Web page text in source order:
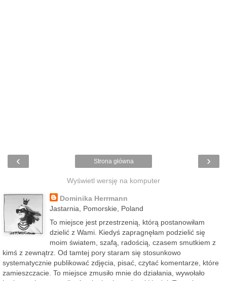
‹ ›
Strona główna
Wyświetl wersję na komputer
Dominika Herrmann
Jastarnia, Pomorskie, Poland
To miejsce jest przestrzenią, którą postanowiłam
dzielić z Wami. Kiedyś zapragnęłam podzielić się
moim światem, szafą, radością, czasem smutkiem z
kimś z zewnątrz. Od tamtej pory staram się stosunkowo
systematycznie publikować zdjęcia, pisać, czytać komentarze, które
zamieszczacie. To miejsce zmusiło mnie do działania, wywołało